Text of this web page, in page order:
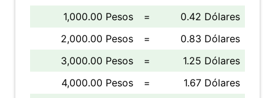
1,000.00 Pesos =
0.42 Dólares
2,000.00 Pesos
=
0.83 Dólares
3,000.00 Pesos
=
1.25 Dólares
4,000.00 Pesos
=
1.67 Dólares